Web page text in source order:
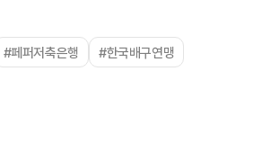
#페퍼저축은행 #한국배구연맹